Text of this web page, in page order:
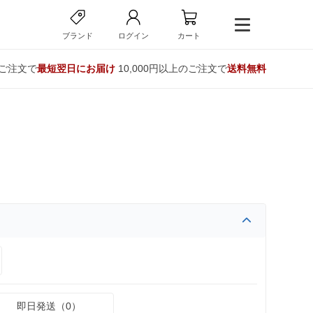
ブランド ログイン カート
注文で最短翌日にお届け10,000円以上のご注文で送料無料
即日発送（0）